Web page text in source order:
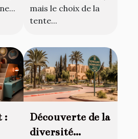
mais le choix de la
tente...
:
Découverte de la
diversité